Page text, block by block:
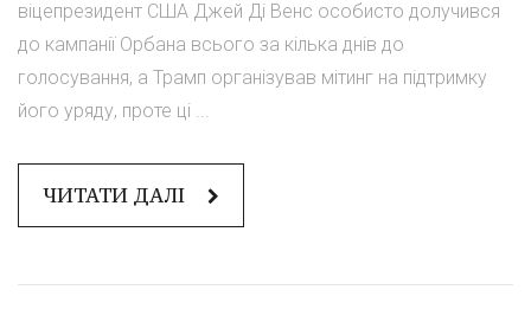
віцепрезидент США Джей Ді Венс особисто долучився
до кампанії Орбана всього за кілька днів до
голосування, а Трамп організував мітинг на підтримку
його уряду, проте ці ...
ЧИТАТИ ДАЛІ